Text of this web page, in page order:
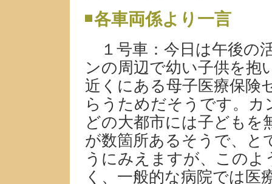
各車両係より一言
１号車：今日は午後の
ンの周辺で幼い子供を抱
近くにある母子医療保険
らうためだそうです。
どの大都市には子どもを
が数箇所あるそうで、と
うにみえますが、この
く、一般的な病院では医